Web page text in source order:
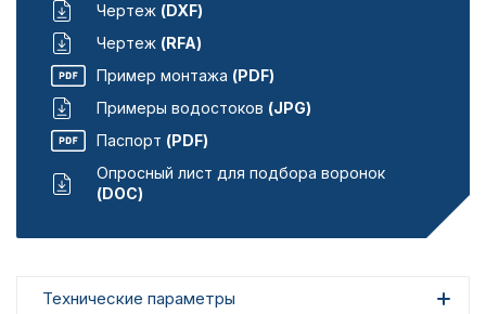
Чертеж (DXF)
Чертеж (RFA)
Пример монтажа (PDF)
Примеры водостоков (JPG)
Паспорт (PDF)
Опросный лист для подбора воронок
(DOC)
Технические параметры